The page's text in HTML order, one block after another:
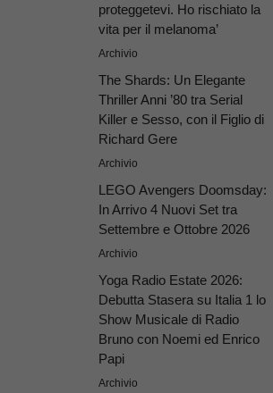
proteggetevi. Ho rischiato la
vita per il melanoma’
Archivio
The Shards: Un Elegante
Thriller Anni ’80 tra Serial
Killer e Sesso, con il Figlio di
Richard Gere
Archivio
LEGO Avengers Doomsday:
In Arrivo 4 Nuovi Set tra
Settembre e Ottobre 2026
Archivio
Yoga Radio Estate 2026:
Debutta Stasera su Italia 1 lo
Show Musicale di Radio
Bruno con Noemi ed Enrico
Papi
Archivio